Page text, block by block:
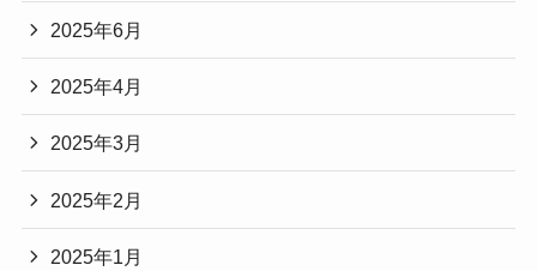
2025年6月
2025年4月
2025年3月
2025年2月
2025年1月